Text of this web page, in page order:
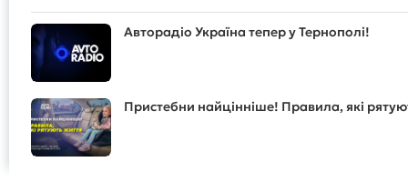
Авторадіо Україна тепер у Тернополі!
Пристебни найцінніше! Правила, які